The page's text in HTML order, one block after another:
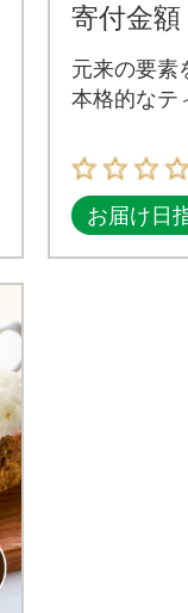
寄付金額
元来の要素
本格的なテ
お届け日